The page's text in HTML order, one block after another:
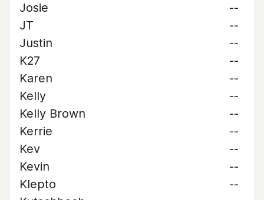
Josie
--
JT
--
Justin
--
K27
--
Karen
--
Kelly
--
Kelly Brown
--
Kerrie
--
Kev
--
Kevin
--
Klepto
--